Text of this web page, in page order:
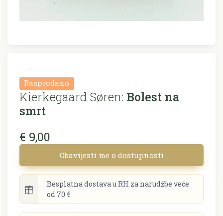
Rasprodano
Kierkegaard Søren: Bolest na
smrt
€ 9,00
Obavijesti me o dostupnosti
Besplatna dostava u RH za narudžbe veće
od 70 €